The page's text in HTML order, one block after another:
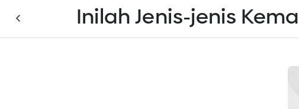
Inilah Jenis-jenis